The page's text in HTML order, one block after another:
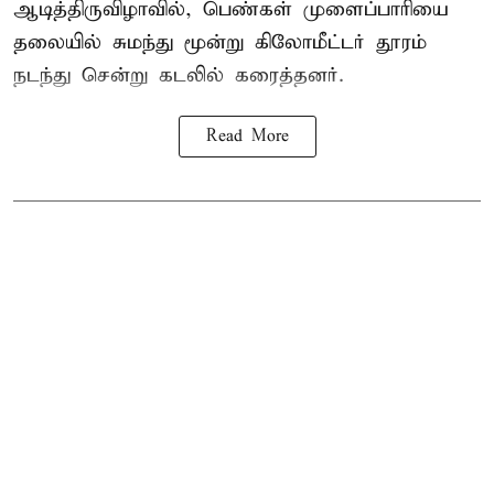
ஆடித்திருவிழாவில், பெண்கள் முளைப்பாரியை
தலையில் சுமந்து மூன்று கிலோமீட்டர் தூரம்
நடந்து சென்று கடலில் கரைத்தனர்.
Read More